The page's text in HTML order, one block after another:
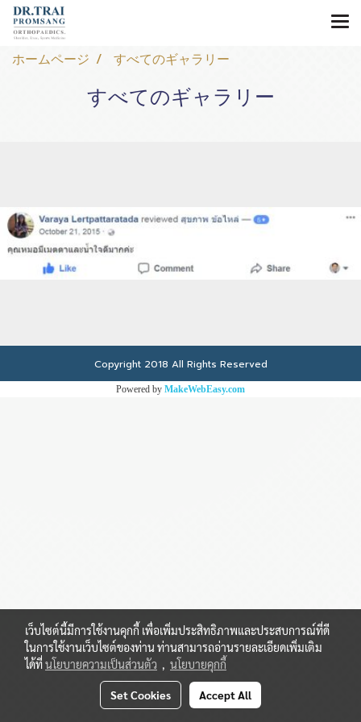
ホームページ すべてのギャラリー
すべてのギャラリー
Copyright 2018 All Rights Reserved
Powered by MakeWebEasy.com
เว็บไซต์นี้มีการใช้งานคุกกี้ เพื่อเพิ่มประสิทธิภาพและประสบการณ์ที่ดี
ในการใช้งานเว็บไซต์ของท่าน ท่านสามารถอ่านรายละเอียดเพิ่มเติม
ได้ที่นโยบายความเป็นส่วนตัว , นโยบายคุกกี้
Set Cookies Accept All